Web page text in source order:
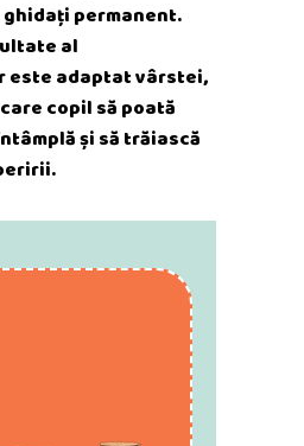
permanent.
al
este adaptat vârstei,
copil să poată
și să trăiască